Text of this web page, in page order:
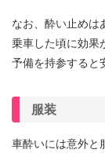
なお、酔い止めは
乗車した頃に効果
予備を持参すると
服装
車酔いには意外と